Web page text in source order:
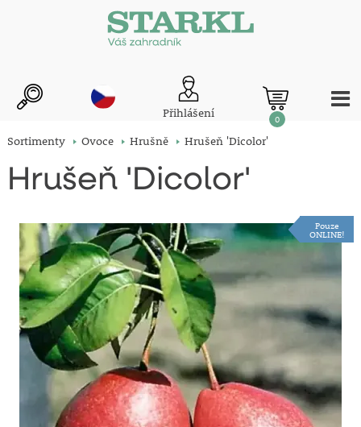
Přihlášení 0
Sortimenty Ovoce Hrušně Hrušeň 'Dicolor'
Hrušeň 'Dicolor'
Pouze
ONLINE!